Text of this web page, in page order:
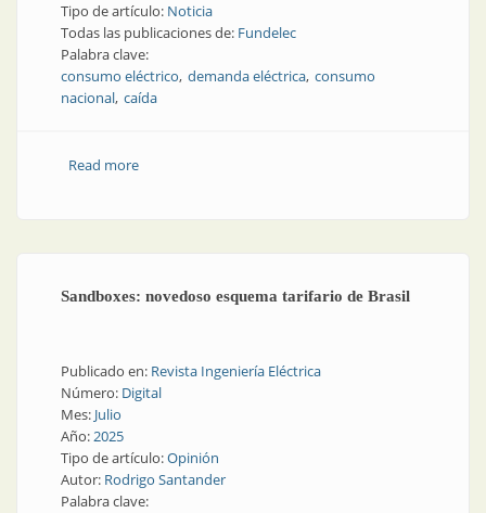
Tipo de artículo: Noticia
Todas las publicaciones de: Fundelec
Palabra clave:
consumo eléctrico demanda eléctrica consumo
nacional caída
Read moreabout Otro descenso de la demanda: julio
Sandboxes: novedoso esquema tarifario de Brasil
Publicado en: Revista Ingeniería Eléctrica
Número: Digital
Mes: Julio
Año:2025
Tipo de artículo:Opinión
Autor: Rodrigo Santander
Palabra clave: